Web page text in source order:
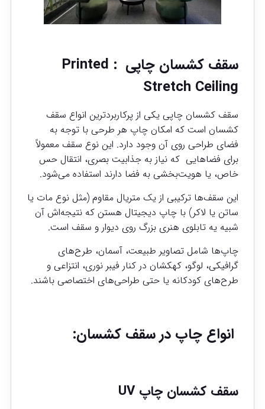
سقف کشسان چاپی : Printed
Stretch Ceiling
سقف کشسان چاپی یکی از پرکاربردترین انواع سقف
کشسان است که امکان چاپ هر طرحی با توجه به
فضای طراحی روی آن وجود دارد. این نوع سقف معمولاً
برای فضاهایی که نیاز به جذابیت بصری، انتقال حس
خاص، یا هویت‌بخشی به فضا دارند استفاده می‌شود.
این سقف‌ها ترکیبی از یک متریال مقاوم (مثل نوع مات یا
ساتن یا لاکر) با چاپ دیجیتال هستن که نتیجه‌اش آن
شبیه یه تابلوی هنری بزرگ روی دیوار و سقف است.
چاپ‌ها شامل تصاویر طبیعت، آسمان، طرح‌های
گرافیکی، لوگو، کهکشان در کنار فیبر نوری، انتزاعی و
طرح‌های کودکانه یا حتی طراحی‌های اختصاصی باشند.
انواع چاپ در سقف کشسان:
سقف کشسان چاپ UV